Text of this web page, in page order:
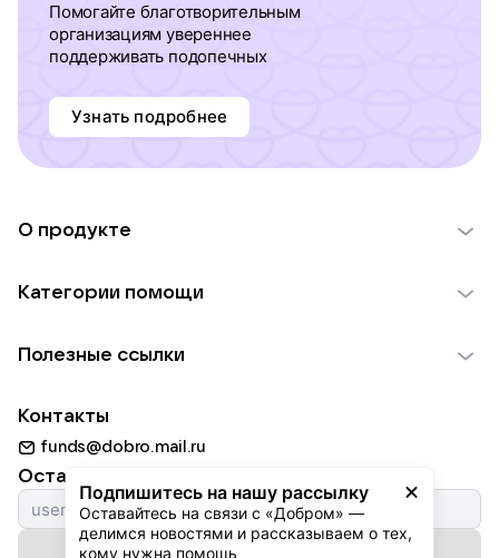
Помогайте благотворительным
организациям увереннее
поддерживать подопечных
Узнать подробнее
Подпишитесь на нашу рассылку
Оставайтесь на связи с «Добром» —
делимся новостями и рассказываем о тех,
кому нужна помощь
О продукте
Использование материалов
Для НКО
Партнерам
Категории помощи
Пожилым
Животным
Природе
Культуре
Фондам
Полезные ссылки
Добрый день
Истории
Автоплатежи
Контакты
funds@dobro.mail.ru
Оставайтесь с нами
Подписаться на рассылку